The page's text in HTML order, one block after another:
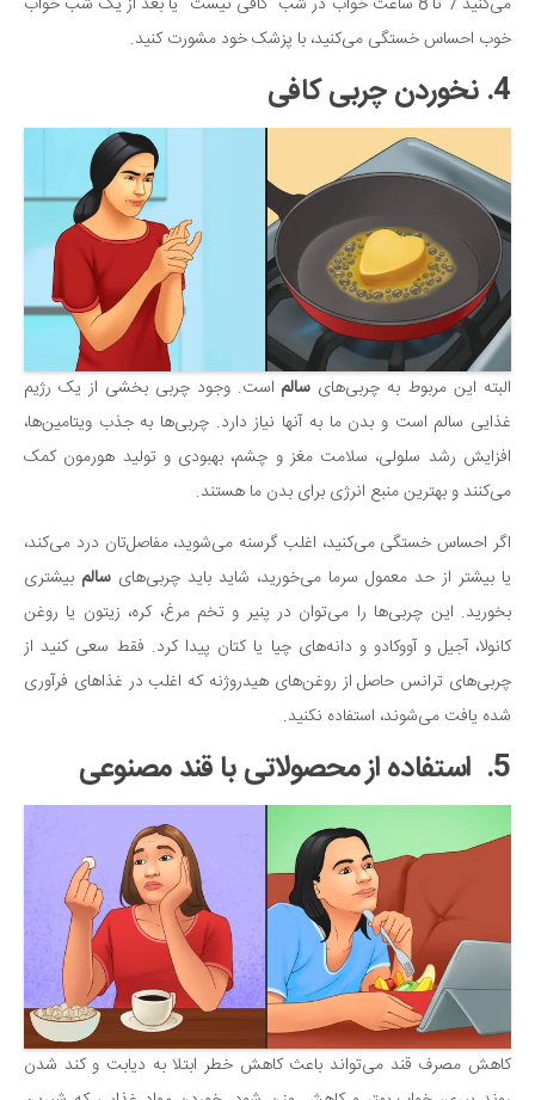
خوب احساس خستگی می‌کنید، با پزشک خود مشورت کنید.
4. نخوردن چربی کافی
البته این مربوط به چربی‌های سالم است. وجود چربی بخشی از یک رژیم
غذایی سالم است و بدن ما به آنها نیاز دارد. چربی‌ها به جذب ویتامین‌ها،
افزایش رشد سلولی، سلامت مغز و چشم، بهبودی و تولید هورمون کمک
می‌کنند و بهترین منبع انرژی برای بدن ما هستند.
اگر احساس خستگی می‌کنید، اغلب گرسنه می‌شوید، مفاصل‌تان درد می‌کند،
یا بیشتر از حد معمول سرما می‌خورید، شاید باید چربی‌های سالم بیشتری
بخورید. این چربی‌ها را می‌توان در پنیر و تخم مرغ، کره، زیتون یا روغن
کانولا، آجیل و آووکادو و دانه‌های چیا یا کتان پیدا کرد. فقط سعی کنید از
چربی‌های ترانس حاصل از روغن‌های هیدروژنه که اغلب در غذاهای فرآوری
شده یافت می‌شوند، استفاده نکنید.
5. استفاده از محصولاتی با قند مصنوعی
کاهش مصرف قند می‌تواند باعث کاهش خطر ابتلا به دیابت و کند شدن